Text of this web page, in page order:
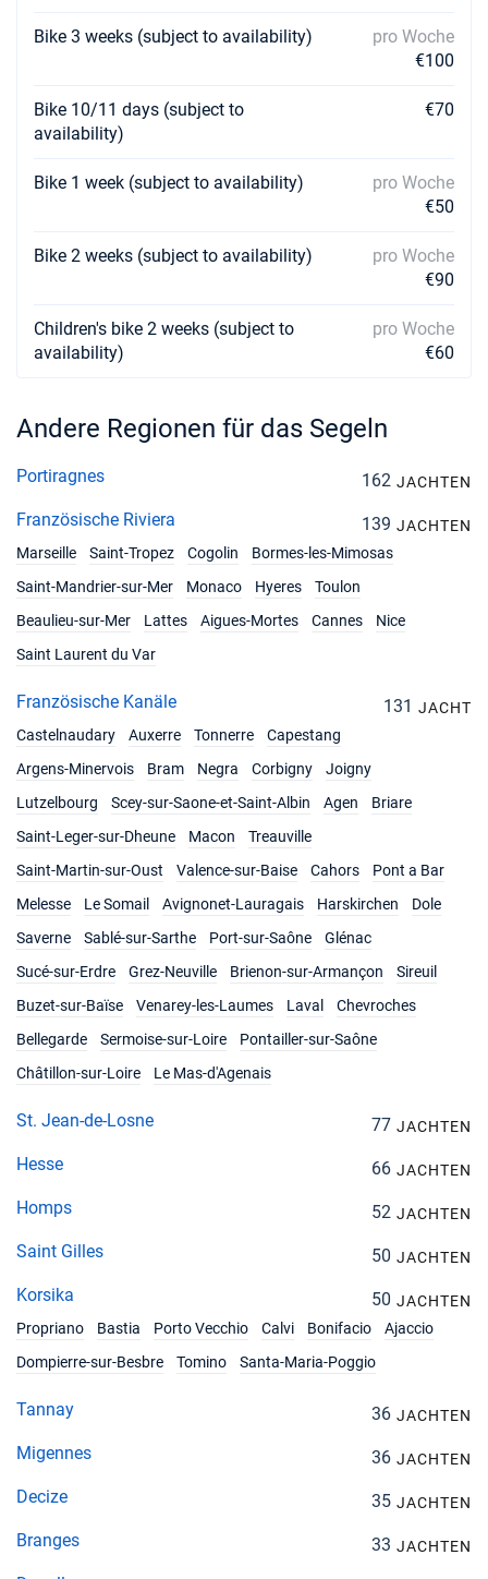
Bike 3 weeks (subject to availability)
pro Woche
€100
Bike 10/11 days (subject to
availability)
€70
Bike 1 week (subject to availability)
pro Woche
€50
Bike 2 weeks (subject to availability)
pro Woche
€90
Children's bike 2 weeks (subject to
availability)
pro Woche
€60
Andere Regionen für das Segeln
Portiragnes 162 JACHTEN
Französische Riviera 139 JACHTEN
Marseille
Saint-Tropez Cogolin
Bormes-les-Mimosas
Saint-Mandrier-sur-Mer
Monaco Hyeres
Toulon
Beaulieu-sur-Mer
Lattes Aigues-Mortes Cannes
Nice
Saint Laurent du Var
Französische Kanäle 131 JACHT
Castelnaudary
Auxerre Tonnerre
Capestang
Argens-Minervois
Bram Negra Corbigny
Joigny
Lutzelbourg
Scey-sur-Saone-et-Saint-Albin Agen
Briare
Saint-Leger-sur-Dheune
Macon
Treauville
Saint-Martin-sur-Oust
Valence-sur-Baise Cahors
Pont a Bar
Melesse
Le Somail Avignonet-Lauragais Harskirchen
Dole
Saverne
Sablé-sur-Sarthe Port-sur-Saône
Glénac
Sucé-sur-Erdre
Grez-Neuville Brienon-sur-Armançon
Sireuil
Buzet-sur-Baïse
Venarey-les-Laumes Laval
Chevroches
Bellegarde
Sermoise-sur-Loire
Pontailler-sur-Saône
Châtillon-sur-Loire
Le Mas-d'Agenais
St. Jean-de-Losne 77 JACHTEN
Hesse 66 JACHTEN
Homps 52 JACHTEN
Saint Gilles 50 JACHTEN
Korsika 50 JACHTEN
Propriano
Bastia Porto Vecchio Calvi Bonifacio
Ajaccio
Dompierre-sur-Besbre
Tomino Santa-Maria-Poggio
Tannay 36 JACHTEN
Migennes 36 JACHTEN
Decize 35 JACHTEN
Branges 33 JACHTEN